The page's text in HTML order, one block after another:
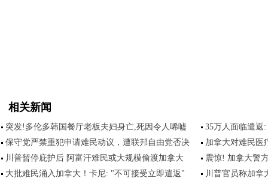
相关新闻
突发!多伦多韩国餐厅老板夫妇身亡,死因令人唏嘘
35万人面临遣返
保守党严禁重犯申请难民动议，遭联邦自由党否决
加拿大对难民医
川普暂停庇护后 阿富汗难民或大规模偷渡加拿大
震惊! 加拿大警
大批难民涌入加拿大！卡尼: "不可接受立即遣返"
川普官员称加拿